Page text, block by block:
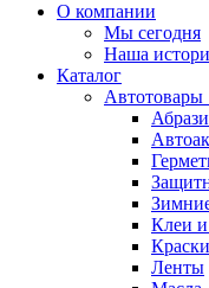
О компании
Мы сегодня
Наша
Каталог
Автотовары
Клеи и
Краски
Ленты